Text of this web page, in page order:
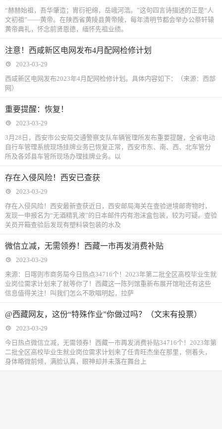
“赫赫始祖，吾华肇造；胄衍祀绵，岳峨河浩。”这句四言诗描述的正是“人
文初祖”——黄帝。在陕西省黄陵县黄帝陵，每年清明节都会举办公祭轩辕
黄帝典礼，怀念前贤恩德，缅怀先祖业绩。
注意！西咸新区电网发布4月配网检修计划
2023-03-29
西咸新区电网发布2023年4月配网检修计划。具体内容如下：（来源：西部
网）
重要提醒：恢复！
2023-03-29
3月28日，西安市公安局交通警察支队车辆管理所发布重要提醒，全省电动
自行车管理系统现场挂牌业务已恢复正常，西安市东、南、西、北车管分
所及各郊县车管所现场办理挂牌业务。以
存在入侵风险！西安已查获
2023-03-29
存在入侵风险！西安最新查获近日，西安邮局海关在查验进境邮寄物时，
发现一申报名为“无酒精乳液”的日本邮件内有泡沫盒包装，较为可疑。查验
关员开箱查验后发现有塑料袋包装的水及
微信立减，无需领券！西藏一市再发消费补贴
2023-03-29
来源：日喀则市商务局今日热点34716个！2023年第二批全区高校毕业生就
业岗位需求计划来了就等你了！西藏这一陈列馆重新布展开馆啦还有这些
信息值得关注！叫我们怎么不歌唱明起，拉萨
@西藏网友，这份“特殊作业”你做过吗？（文末有投票）
2023-03-29
今日热点微信立减，无需领券！西藏一市再发消费补贴34716个！2023年第
二批全区高校毕业生就业岗位需求计划来了任青旺杰坐在那里，侧着头，
身体略微前倾，满脸认真，眼神却并未落在舞台上